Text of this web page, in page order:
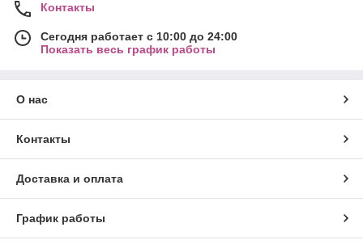
Контакты
Сегодня работает с 10:00 до 24:00
Показать весь график работы
О нас
Контакты
Доставка и оплата
График работы